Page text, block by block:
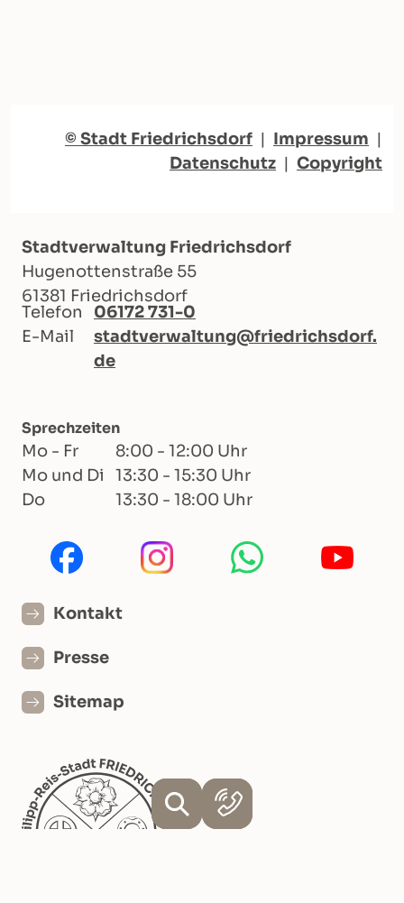
© Stadt Friedrichsdorf | Impressum |
Datenschutz | Copyright
Stadtverwaltung Friedrichsdorf
Hugenottenstraße 55
61381 Friedrichsdorf
Telefon
06172 731-0
E-Mail
stadtverwaltung@friedrichsdorf.
de
Sprechzeiten
Mo - Fr
8:00 - 12:00 Uhr
Mo und Di
13:30 - 15:30 Uhr
Do
13:30 - 18:00 Uhr
Kontakt
Presse
Sitemap